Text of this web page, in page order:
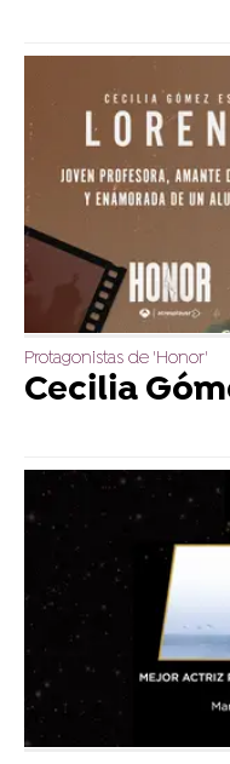
Protagonistas de 'Honor'
Cecilia